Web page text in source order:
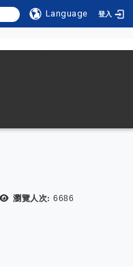
Language 登入
瀏覽人次: 6686